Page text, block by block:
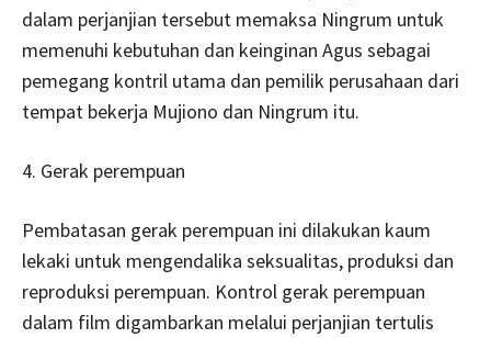
dalam perjanjian tersebut memaksa Ningrum untuk
memenuhi kebutuhan dan keinginan Agus sebagai
pemegang kontril utama dan pemilik perusahaan dari
tempat bekerja Mujiono dan Ningrum itu.
4. Gerak perempuan
Pembatasan gerak perempuan ini dilakukan kaum
lekaki untuk mengendalika seksualitas, produksi dan
reproduksi perempuan. Kontrol gerak perempuan
dalam film digambarkan melalui perjanjian tertulis